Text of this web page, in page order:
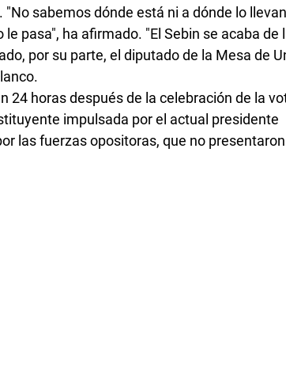
"No sabemos dónde está ni a dónde lo
pasa", ha afirmado. "El Sebin se acaba de
por su parte, el diputado de la Mesa de
24 horas después de la celebración de la
impulsada por el actual presidente
las fuerzas opositoras, que no presentaron